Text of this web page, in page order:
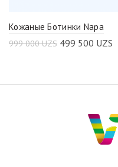
Кожаные Ботинки Napa
999 000UZS 499 500 UZS